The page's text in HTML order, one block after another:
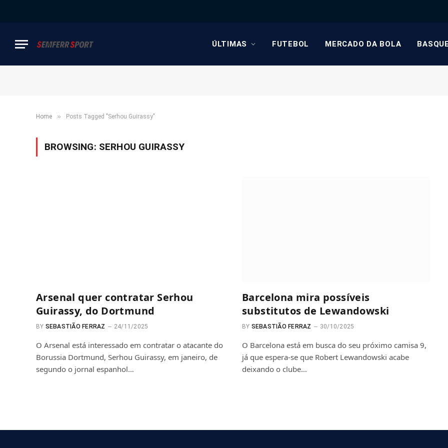
ÚLTIMAS FUTEBOL MERCADO DA BOLA
Home » Posts Tagged "Serhou Guirassy"
BROWSING: SERHOU GUIRASSY
Arsenal quer contratar Serhou
Guirassy, do Dortmund
BY SEBASTIÃO FERRAZ 24/11/2025
O Arsenal está interessado em contratar o atacante do
Borussia Dortmund, Serhou Guirassy, ​​em janeiro, de
segundo o jornal espanhol…
Barcelona mira possíveis
substitutos de Lewandowski
BY SEBASTIÃO FERRAZ 30/10/2025
O Barcelona está em busca do seu próximo camisa 9,
já que espera-se que Robert Lewandowski acabe
deixando o clube…